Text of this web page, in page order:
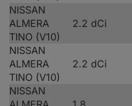
NISSAN
ALMERA
TINO (V10)
2.2 dCi
NISSAN
ALMERA
TINO (V10)
2.2 dCi
NISSAN